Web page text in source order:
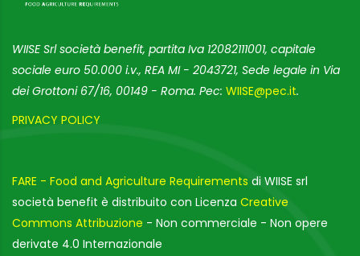
WIISE Srl società benefit, partita Iva 12082111001, capitale
sociale euro 50.000 i.v., REA MI - 2043721, Sede legale in Via
dei Grottoni 67/16, 00149 - Roma. Pec: WIISE@pec.it.
PRIVACY POLICY
FARE - Food and Agriculture Requirements di WIISE srl
società benefit è distribuito con Licenza Creative
Commons Attribuzione - Non commerciale - Non opere
derivate 4.0 Internazionale